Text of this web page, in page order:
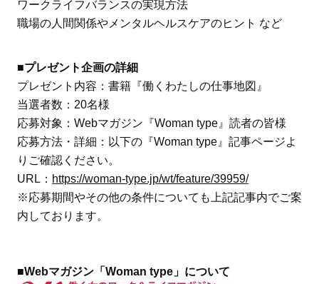
ワークライフバランスの実現方法
職場の人間関係やメンタルヘルスケアのヒント など
■プレゼント企画の詳細
プレゼント内容：書籍『働くわたしの仕事地図』
当選者数：20名様
応募対象：Webマガジン『Woman type』読者の皆様
応募方法・詳細：以下の『Woman type』記事ページよ
りご確認ください。
URL： https://woman-type.jp/wt/feature/39959/
※応募期間やその他の条件についても上記記事内でご案
内しております。
■Webマガジン「Woman type」について